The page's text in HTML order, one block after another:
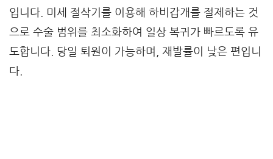
입니다. 미세 절삭기를 이용해 하비갑개를 절제하는 것
으로 수술 범위를 최소화하여 일상 복귀가 빠르도록 유
도합니다. 당일 퇴원이 가능하며, 재발률이 낮은 편입니
다.